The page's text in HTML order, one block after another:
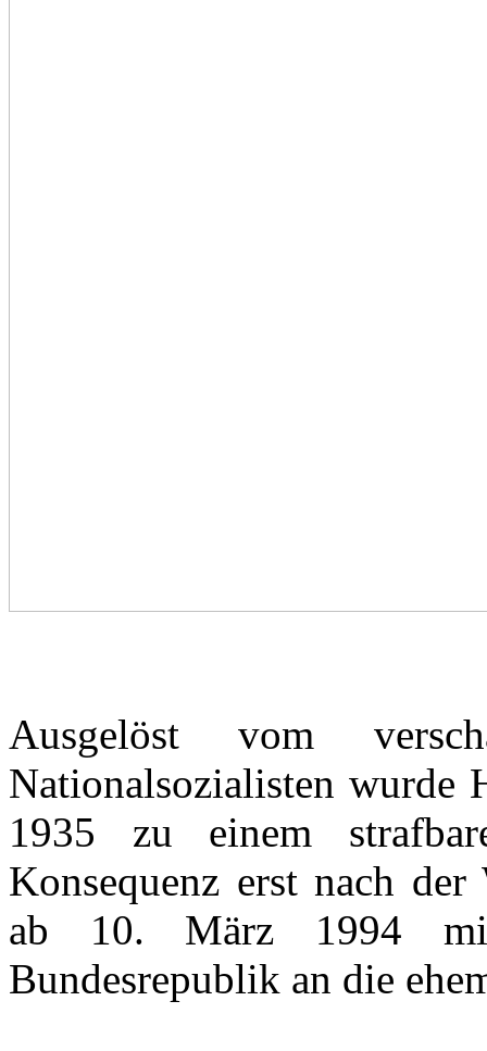
Ausgelöst vom
Nationalsozialisten wurde
1935 zu einem
Konsequenz erst nach
ab 10. März 1994 mit
Bundesrepublik an die